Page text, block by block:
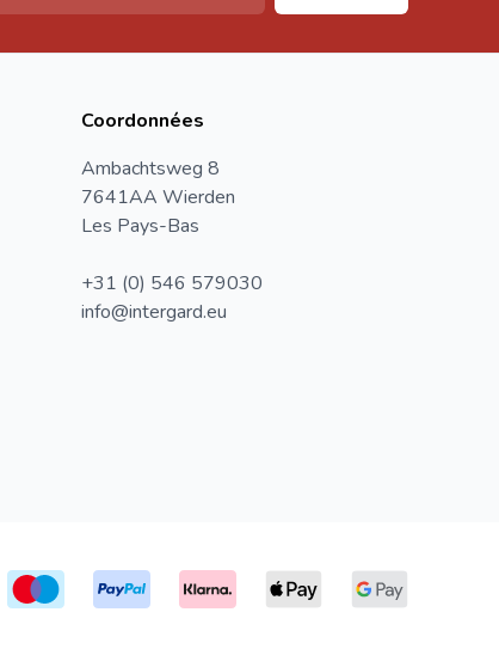
Coordonnées
Ambachtsweg 8
7641AA Wierden
Les Pays-Bas
+31 (0) 546 579030
info@intergard.eu